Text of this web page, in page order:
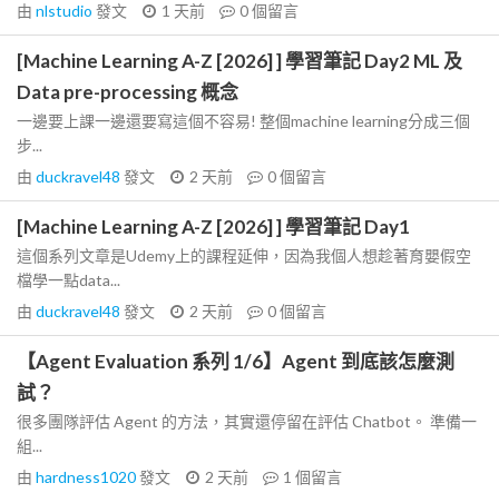
由 nlstudio 發文 1 天前 0個留言
[Machine Learning A-Z [2026] ] 學習筆記 Day2 ML 及
Data pre-processing 概念
一邊要上課一邊還要寫這個不容易! 整個machine learning分成三個
步...
由 duckravel48 發文 2 天前 0個留言
[Machine Learning A-Z [2026] ] 學習筆記 Day1
這個系列文章是Udemy上的課程延伸，因為我個人想趁著育嬰假空
檔學一點data...
由 duckravel48 發文 2 天前 0個留言
【Agent Evaluation 系列 1/6】Agent 到底該怎麼測
試？
很多團隊評估 Agent 的方法，其實還停留在評估 Chatbot。 準備一
組...
由 hardness1020發文 2 天前 1 個留言